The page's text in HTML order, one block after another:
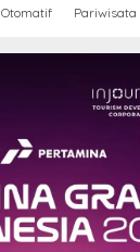
Otomatif Pariwisata